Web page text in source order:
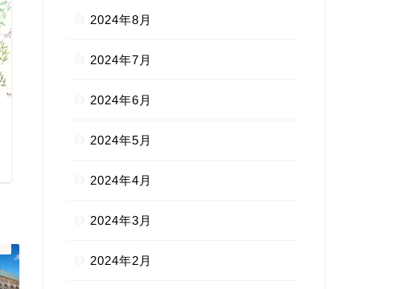
2024年8月
2024年7月
2024年6月
2024年5月
2024年4月
2024年3月
2024年2月